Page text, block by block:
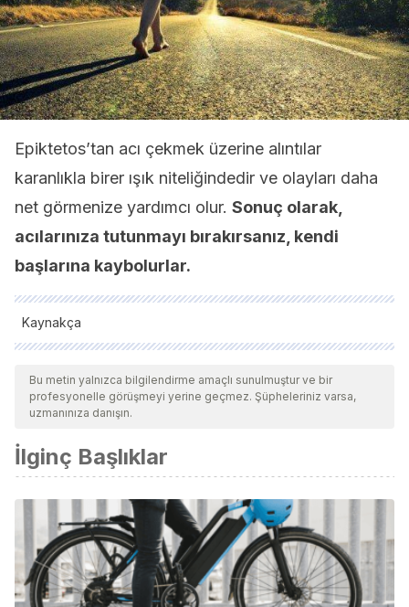
Epiktetos’tan acı çekmek üzerine alıntılar
karanlıkla birer ışık niteliğindedir ve olayları daha
net görmenize yardımcı olur. Sonuç olarak,
acılarınıza tutunmayı bırakırsanız, kendi
başlarına kaybolurlar.
Kaynakça
Tüm alıntı yapılan kaynaklar, kalitelerini, güvenilirliklerini,
güncelliklerini ve geçerliliklerini sağlamak için ekibimiz
tarafından derinlemesine incelendi. Bu makalenin bibliyografisi
kabul edildi.
Braicovich, Rodrigo Sebastián. La posibilidad de la “acción
libre” en las disertaciones de Epicteto. Rev. filos [Internet].
2008 [citado 2022-06-29], 64: 17-31. Disponible en:
https://www.scielo.cl/scielo.php?pid=S0718-
43602008000100002&script=sci_arttext
Bu metin yalnızca bilgilendirme amaçlı sunulmuştur ve bir
profesyonelle görüşmeyi yerine geçmez. Şüpheleriniz varsa,
uzmanınıza danışın.
İlginç Başlıklar